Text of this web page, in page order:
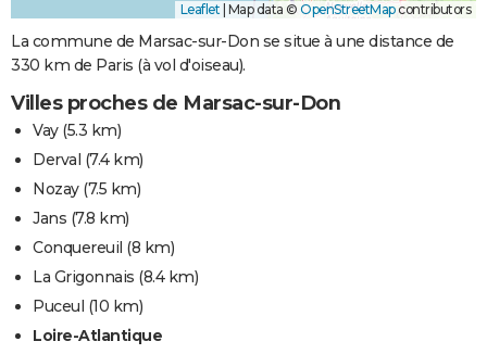
Leaflet Map data © OpenStreetMapcontributors
La commune de Marsac-sur-Don se situe à une distance de
330 km de Paris (à vol d'oiseau).
Villes proches de Marsac-sur-Don
Vay(5.3 km)
Derval (7.4 km)
Nozay(7.5 km)
Jans (7.8 km)
Conquereuil (8 km)
La Grigonnais (8.4 km)
Puceul (10 km)
Loire-Atlantique